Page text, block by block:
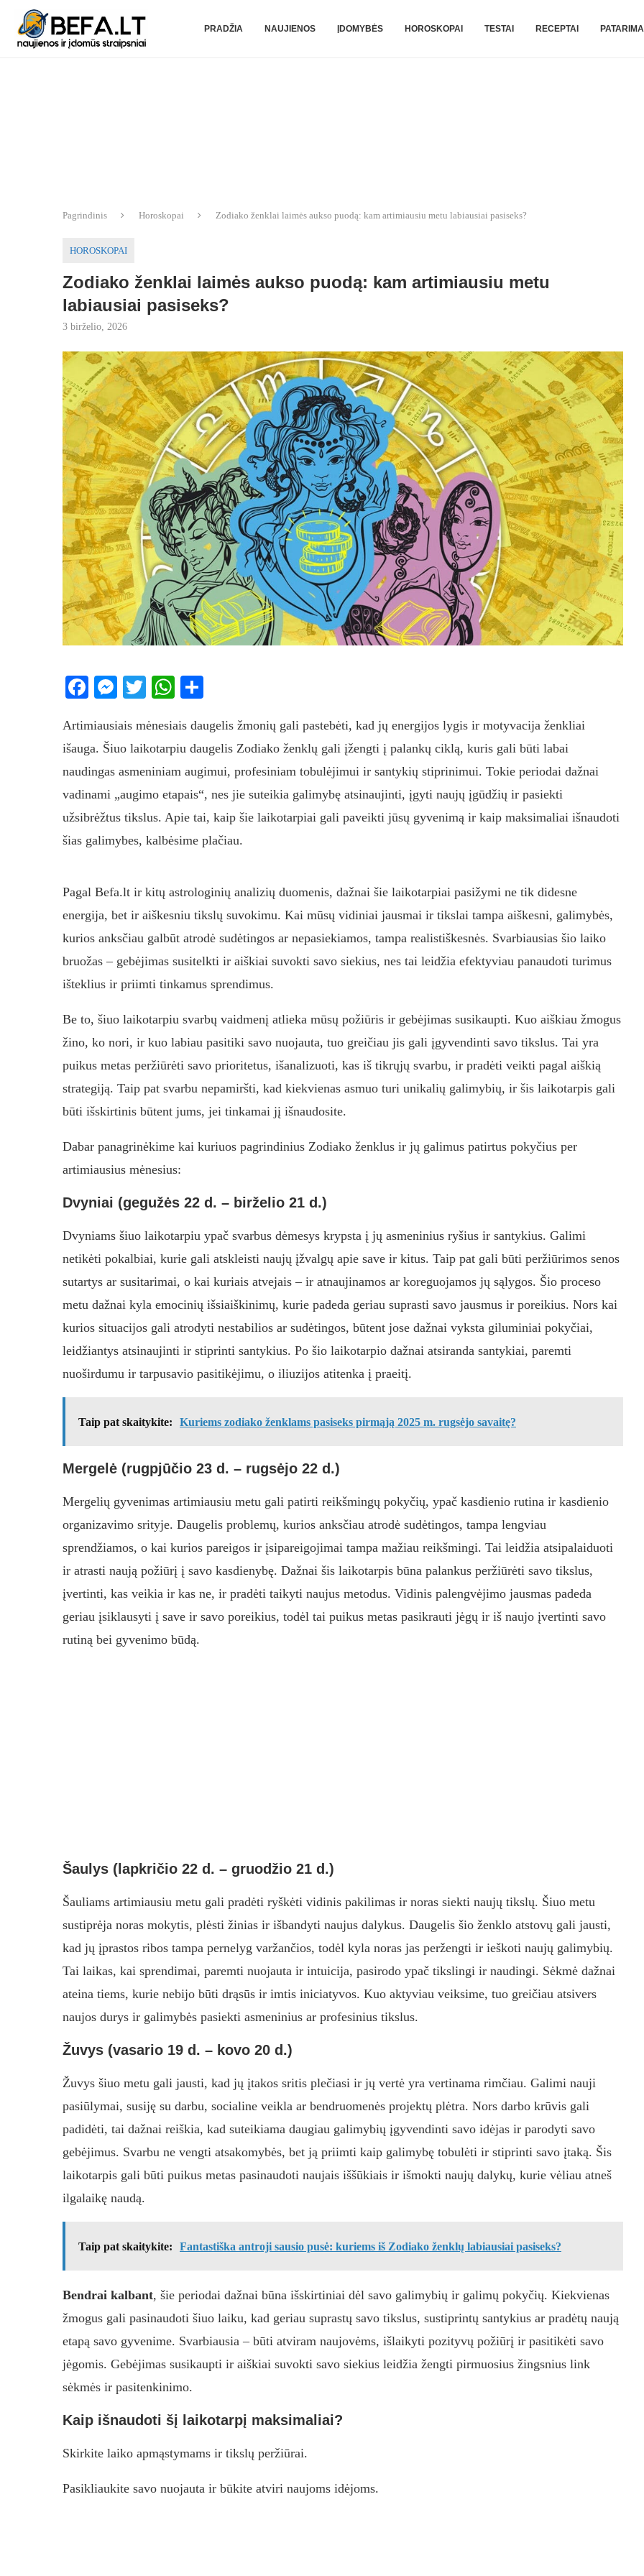
PRADŽIA NAUJIENOS ĮDOMYBĖS HOROSKOPAI TESTAI RECEPTAI PATARIMAI
Pagrindinis Horoskopai Zodiako ženklai laimės aukso puodą: kam artimiausiu metu labiausiai pasiseks?
HOROSKOPAI
Zodiako ženklai laimės aukso puodą: kam artimiausiu metu
labiausiai pasiseks?
3 birželio, 2026
Facebook
Messenger
TwitterWhatsApp
Artimiausiais mėnesiais daugelis žmonių gali pastebėti, kad jų energijos lygis ir motyvacija ženkliai
išauga. Šiuo laikotarpiu daugelis Zodiako ženklų gali įžengti į palankų ciklą, kuris gali būti labai
naudingas asmeniniam augimui, profesiniam tobulėjimui ir santykių stiprinimui. Tokie periodai dažnai
vadinami „augimo etapais“, nes jie suteikia galimybę atsinaujinti, įgyti naujų įgūdžių ir pasiekti
užsibrėžtus tikslus. Apie tai, kaip šie laikotarpiai gali paveikti jūsų gyvenimą ir kaip maksimaliai išnaudoti
šias galimybes, kalbėsime plačiau.
Pagal Befa.lt ir kitų astrologinių analizių duomenis, dažnai šie laikotarpiai pasižymi ne tik didesne
energija, bet ir aiškesniu tikslų suvokimu. Kai mūsų vidiniai jausmai ir tikslai tampa aiškesni, galimybės,
kurios anksčiau galbūt atrodė sudėtingos ar nepasiekiamos, tampa realistiškesnės. Svarbiausias šio laiko
bruožas – gebėjimas susitelkti ir aiškiai suvokti savo siekius, nes tai leidžia efektyviau panaudoti turimus
išteklius ir priimti tinkamus sprendimus.
Be to, šiuo laikotarpiu svarbų vaidmenį atlieka mūsų požiūris ir gebėjimas susikaupti. Kuo aiškiau žmogus
žino, ko nori, ir kuo labiau pasitiki savo nuojauta, tuo greičiau jis gali įgyvendinti savo tikslus. Tai yra
puikus metas peržiūrėti savo prioritetus, išanalizuoti, kas iš tikrųjų svarbu, ir pradėti veikti pagal aiškią
strategiją. Taip pat svarbu nepamiršti, kad kiekvienas asmuo turi unikalių galimybių, ir šis laikotarpis gali
būti išskirtinis būtent jums, jei tinkamai jį išnaudosite.
Dabar panagrinėkime kai kuriuos pagrindinius Zodiako ženklus ir jų galimus patirtus pokyčius per
artimiausius mėnesius:
Dvyniai (gegužės 22 d. – birželio 21 d.)
Dvyniams šiuo laikotarpiu ypač svarbus dėmesys krypsta į jų asmeninius ryšius ir santykius. Galimi
netikėti pokalbiai, kurie gali atskleisti naujų įžvalgų apie save ir kitus. Taip pat gali būti peržiūrimos senos
sutartys ar susitarimai, o kai kuriais atvejais – ir atnaujinamos ar koreguojamos jų sąlygos. Šio proceso
metu dažnai kyla emocinių išsiaiškinimų, kurie padeda geriau suprasti savo jausmus ir poreikius. Nors kai
kurios situacijos gali atrodyti nestabilios ar sudėtingos, būtent jose dažnai vyksta giluminiai pokyčiai,
leidžiantys atsinaujinti ir stiprinti santykius. Po šio laikotarpio dažnai atsiranda santykiai, paremti
nuoširdumu ir tarpusavio pasitikėjimu, o iliuzijos atitenka į praeitį.
Taip pat skaitykite: Kuriems zodiako ženklams pasiseks pirmąją 2025 m. rugsėjo savaitę?
Mergelė (rugpjūčio 23 d. – rugsėjo 22 d.)
Mergelių gyvenimas artimiausiu metu gali patirti reikšmingų pokyčių, ypač kasdienio rutina ir kasdienio
organizavimo srityje. Daugelis problemų, kurios anksčiau atrodė sudėtingos, tampa lengviau
sprendžiamos, o kai kurios pareigos ir įsipareigojimai tampa mažiau reikšmingi. Tai leidžia atsipalaiduoti
ir atrasti naują požiūrį į savo kasdienybę. Dažnai šis laikotarpis būna palankus peržiūrėti savo tikslus,
įvertinti, kas veikia ir kas ne, ir pradėti taikyti naujus metodus. Vidinis palengvėjimo jausmas padeda
geriau įsiklausyti į save ir savo poreikius, todėl tai puikus metas pasikrauti jėgų ir iš naujo įvertinti savo
rutiną bei gyvenimo būdą.
Šaulys (lapkričio 22 d. – gruodžio 21 d.)
Šauliams artimiausiu metu gali pradėti ryškėti vidinis pakilimas ir noras siekti naujų tikslų. Šiuo metu
sustiprėja noras mokytis, plėsti žinias ir išbandyti naujus dalykus. Daugelis šio ženklo atstovų gali jausti,
kad jų įprastos ribos tampa pernelyg varžančios, todėl kyla noras jas peržengti ir ieškoti naujų galimybių.
Tai laikas, kai sprendimai, paremti nuojauta ir intuicija, pasirodo ypač tikslingi ir naudingi. Sėkmė dažnai
ateina tiems, kurie nebijo būti drąsūs ir imtis iniciatyvos. Kuo aktyviau veiksime, tuo greičiau atsivers
naujos durys ir galimybės pasiekti asmeninius ar profesinius tikslus.
Žuvys (vasario 19 d. – kovo 20 d.)
Žuvys šiuo metu gali jausti, kad jų įtakos sritis plečiasi ir jų vertė yra vertinama rimčiau. Galimi nauji
pasiūlymai, susiję su darbu, socialine veikla ar bendruomenės projektų plėtra. Nors darbo krūvis gali
padidėti, tai dažnai reiškia, kad suteikiama daugiau galimybių įgyvendinti savo idėjas ir parodyti savo
gebėjimus. Svarbu ne vengti atsakomybės, bet ją priimti kaip galimybę tobulėti ir stiprinti savo įtaką. Šis
laikotarpis gali būti puikus metas pasinaudoti naujais iššūkiais ir išmokti naujų dalykų, kurie vėliau atneš
ilgalaikę naudą.
Taip pat skaitykite: Fantastiška antroji sausio pusė: kuriems iš Zodiako ženklų labiausiai pasiseks?
Bendrai kalbant, šie periodai dažnai būna išskirtiniai dėl savo galimybių ir galimų pokyčių. Kiekvienas
žmogus gali pasinaudoti šiuo laiku, kad geriau suprastų savo tikslus, sustiprintų santykius ar pradėtų naują
etapą savo gyvenime. Svarbiausia – būti atviram naujovėms, išlaikyti pozityvų požiūrį ir pasitikėti savo
jėgomis. Gebėjimas susikaupti ir aiškiai suvokti savo siekius leidžia žengti pirmuosius žingsnius link
sėkmės ir pasitenkinimo.
Kaip išnaudoti šį laikotarpį maksimaliai?
Skirkite laiko apmąstymams ir tikslų peržiūrai.
Pasikliaukite savo nuojauta ir būkite atviri naujoms idėjoms.